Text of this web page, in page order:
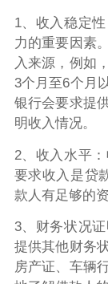
1、收入稳定
力的重要因素
入来源，例如
3个月至6个月
银行会要求提
明收入情况。
2、收入水平
要求收入是贷
款人有足够的
3、财务状况
提供其他财务
房产证、车辆